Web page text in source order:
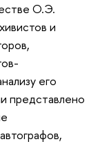
О.Э.
и
его
представлено